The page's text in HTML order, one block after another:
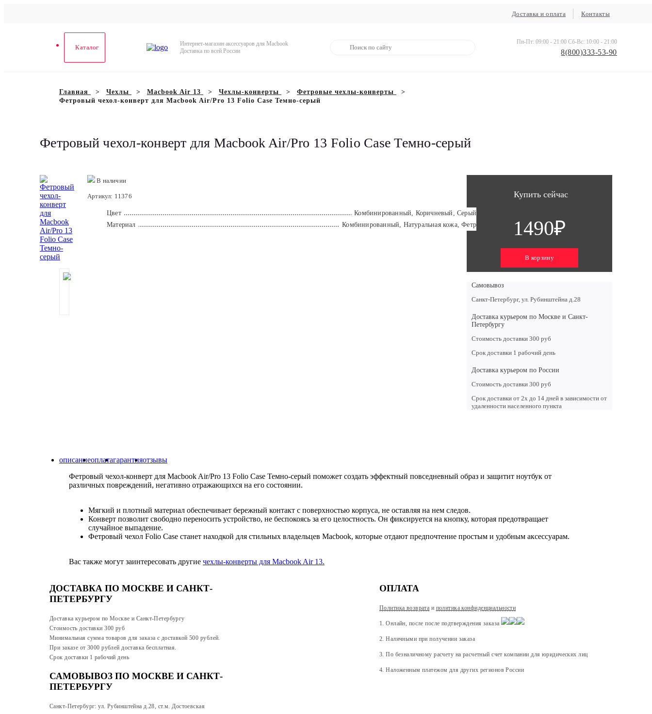
Доставка в регионы РФ осуществляется ежедневно
Доставка и оплата Контакты
Каталог
Интернет-магазин аксессуаров для Macbook
Доставка по всей России
Пн-Пт: 09:00 - 21:00 Сб-Вс: 10:00 - 21:00
8(800)333-53-90
Главная Чехлы Macbook Air 13 Чехлы-конверты
Фетровые чехлы-конверты
Фетровый чехол-конверт для Macbook Air/Pro 13 Folio Case Темно-серый
Фетровый чехол-конверт для Macbook Air/Pro 13 Folio Case Темно-серый
В наличии
Артикул: 11376
Цвет
Комбинированный, Коричневый, Серый
Материал
Комбинированный, Натуральная кожа, Фетр
Купить сейчас
1490₽
В корзину
Самовывоз
Санкт-Петербург, ул. Рубинштейна д.28
Доставка курьером по Москве и Санкт-
Петербургу
Стоимость доставки 300 руб
Срок доставки 1 рабочий день
Доставка курьером по России
Стоимость доставки 300 руб
Срок доставки от 2х до 14 дней в зависимости от
удаленности населенного пункта
описаниеоплатагарантияотзывы
Фетровый чехол-конверт для Macbook Air/Pro 13 Folio Case Темно-серый поможет создать эффектный повседневный образ и защитит ноутбук от
различных повреждений, негативно отражающихся на его состоянии.
Мягкий и плотный материал обеспечивает бережный контакт с поверхностью корпуса, не оставляя на нем следов.
Конверт позволит свободно переносить устройство, не беспокоясь за его целостность. Он фиксируется на кнопку, которая предотвращает
случайное выпадение.
Фетровый чехол Folio Case станет находкой для стильных владельцев Macbook, которые отдают предпочтение простым и удобным аксессуарам.
Вас также могут заинтересовать другие чехлы-конверты для Macbook Air 13.
ДОСТАВКА ПО МОСКВЕ И САНКТ-
ПЕТЕРБУРГУ
Доставка курьером по Москве и Санкт-Петербургу
Стоимость доставки 300 руб
Минимальная сумма товаров для заказа с доставкой 500 рублей.
При заказе от 3000 рублей доставка бесплатная.
Срок доставки 1 рабочий день
САМОВЫВОЗ ПО МОСКВЕ И САНКТ-
ПЕТЕРБУРГУ
Санкт-Петербург: ул. Рубинштейна д.28, ст.м. Достоевская
ОПЛАТА
Политика возврата и политика конфиденциальности
1. Онлайн, после после подтверждения заказа
2. Наличными при получении заказа
3. По безналичному расчету на расчетный счет компании для юридических лиц
4. Наложенным платежом для других регионов России